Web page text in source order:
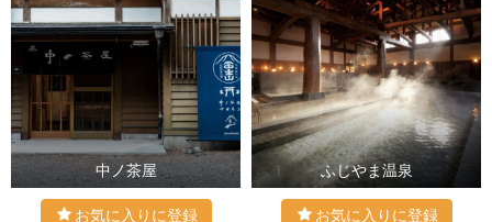
中ノ茶屋 ふじやま温泉